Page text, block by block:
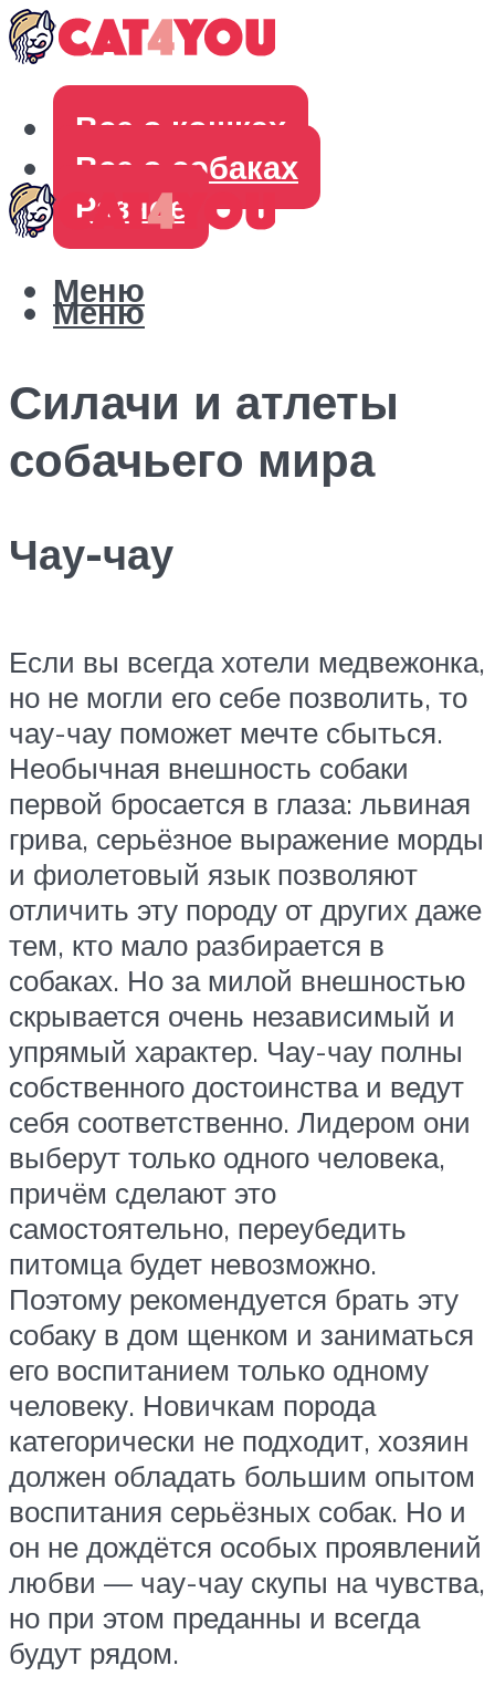
Все о кошках
Все о собаках
Разное
Меню
Меню
Силачи и атлеты
собачьего мира
Чау-чау
Если вы всегда хотели медвежонка,
но не могли его себе позволить, то
чау-чау поможет мечте сбыться.
Необычная внешность собаки
первой бросается в глаза: львиная
грива, серьёзное выражение морды
и фиолетовый язык позволяют
отличить эту породу от других даже
тем, кто мало разбирается в
собаках. Но за милой внешностью
скрывается очень независимый и
упрямый характер. Чау-чау полны
собственного достоинства и ведут
себя соответственно. Лидером они
выберут только одного человека,
причём сделают это
самостоятельно, переубедить
питомца будет невозможно.
Поэтому рекомендуется брать эту
собаку в дом щенком и заниматься
его воспитанием только одному
человеку. Новичкам порода
категорически не подходит, хозяин
должен обладать большим опытом
воспитания серьёзных собак. Но и
он не дождётся особых проявлений
любви — чау-чау скупы на чувства,
но при этом преданны и всегда
будут рядом.